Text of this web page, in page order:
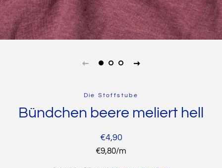
Die Stoffstube
Bündchen beere meliert hell
Normaler
Preis
Sonderpreis
€4,90
Stückpreis
€9,80/pro
m